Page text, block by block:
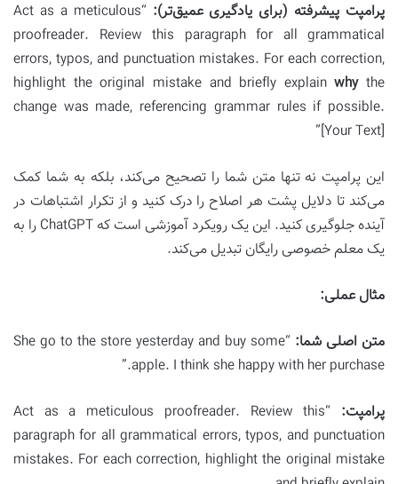
پرامپت پیشرفته (برای یادگیری عمیق‌تر): “Act as a meticulous
proofreader. Review this paragraph for all grammatical
errors, typos, and punctuation mistakes. For each correction,
highlight the original mistake and briefly explainwhythe
change was made, referencing grammar rules if possible.
[Your Text]”
این پرامپت نه تنها متن شما را تصحیح می‌کند، بلکه به شما کمک
می‌کند تا دلایل پشت هر اصلاح را درک کنید و از تکرار اشتباهات در
آینده جلوگیری کنید. این یک رویکرد آموزشی است که ChatGPT را به
یک معلم خصوصی رایگان تبدیل می‌کند.
مثال عملی:
متن اصلی شما: “She go to the store yesterday and buy some
apple. I think she happy with her purchase.”
پرامپت:
“Act as a meticulous proofreader. Review this
paragraph for all grammatical errors, typos, and punctuation
mistakes. For each correction, highlight the original mistake